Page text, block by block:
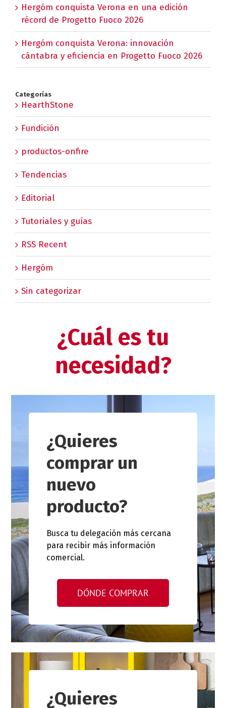
Hergóm conquista Verona en una edición
récord de Progetto Fuoco 2026
Hergóm conquista Verona: innovación
cántabra y eficiencia en Progetto Fuoco 2026
Categorías
HearthStone
Fundición
productos-onfire
Tendencias
Editorial
Tutoriales y guías
RSS Recent
Hergóm
Sin categorizar
¿Cuál es tu
necesidad?
¿Quieres
comprar un
nuevo
producto?
Busca tu delegación más cercana
para recibir más información
comercial.
DÓNDE COMPRAR
¿Quieres